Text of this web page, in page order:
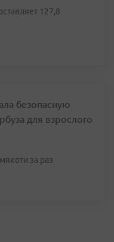
127,8
безопасную
для взрослого
за раз